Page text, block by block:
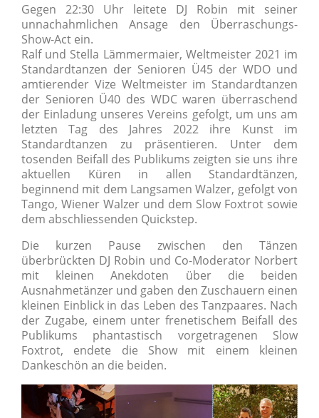
Gegen 22:30 Uhr leitete DJ Robin mit seiner
unnachahmlichen Ansage den Überraschungs-
Show-Act ein.
Ralf und Stella Lämmermaier, Weltmeister 2021 im
Standardtanzen der Senioren Ü45 der WDO und
amtierender Vize Weltmeister im Standardtanzen
der Senioren Ü40 des WDC waren überraschend
der Einladung unseres Vereins gefolgt, um uns am
letzten Tag des Jahres 2022 ihre Kunst im
Standardtanzen zu präsentieren. Unter dem
tosenden Beifall des Publikums zeigten sie uns ihre
aktuellen Küren in allen Standardtänzen,
beginnend mit dem Langsamen Walzer, gefolgt von
Tango, Wiener Walzer und dem Slow Foxtrot sowie
dem abschliessenden Quickstep.
Die kurzen Pause zwischen den Tänzen
überbrückten DJ Robin und Co-Moderator Norbert
mit kleinen Anekdoten über die beiden
Ausnahmetänzer und gaben den Zuschauern einen
kleinen Einblick in das Leben des Tanzpaares. Nach
der Zugabe, einem unter frenetischem Beifall des
Publikums phantastisch vorgetragenen Slow
Foxtrot, endete die Show mit einem kleinen
Dankeschön an die beiden.